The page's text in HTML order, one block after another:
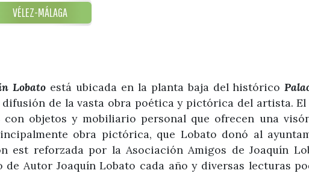
VÉLEZ-MÁLAGA
Lobato está ubicada en la planta baja del histórico
de la vasta obra poética y pictórica del artista.
con objetos y mobiliario personal que ofrecen una
obra pictórica, que Lobato donó al
est reforzada por la Asociación Amigos de Joaquín
Autor Joaquín Lobato cada año y diversas lecturas